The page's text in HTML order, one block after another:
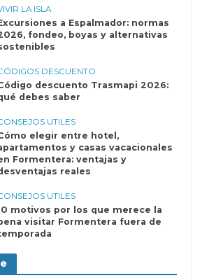
LA ISLA
a Espalmador: normas
fondeo, boyas y alternativas
DESCUENTO
descuento Trasmapi 2026:
debes saber
UTILES
elegir entre hotel,
y casas vacacionales
Formentera: ventajas y
reales
UTILES
motivos por los que merece la
visitar Formentera fuera de